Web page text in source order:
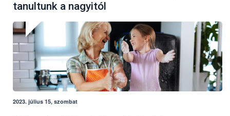
tanultunk a nagyitól
2023. július 15, szombat